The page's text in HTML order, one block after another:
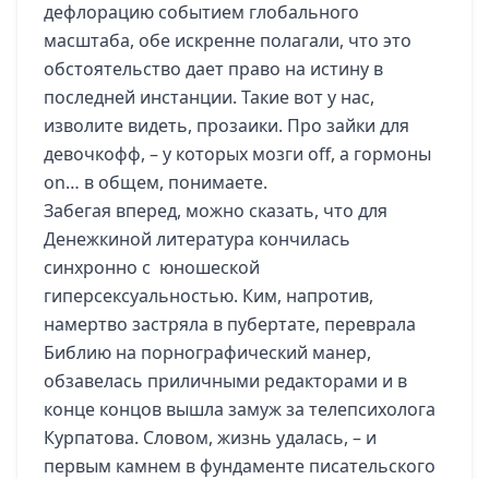
дефлорацию событием глобального
масштаба, обе искренне полагали, что это
обстоятельство дает право на истину в
последней инстанции. Такие вот у нас,
изволите видеть, прозаики. Про зайки для
девочкофф, – у которых мозги off, а гормоны
on… в общем, понимаете.
Забегая вперед, можно сказать, что для
Денежкиной литература кончилась
синхронно с юношеской
гиперсексуальностью. Ким, напротив,
намертво застряла в пубертате, переврала
Библию на порнографический манер,
обзавелась приличными редакторами и в
конце концов вышла замуж за телепсихолога
Курпатова. Словом, жизнь удалась, – и
первым камнем в фундаменте писательского